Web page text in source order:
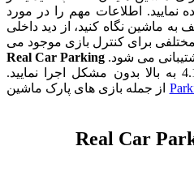
نمایید. اطلاعات مهم را در مورد
به ماشین نگاه کنید، از دید داخلی
برای کنترل بازی موجود می
می شود. Real Car Parking
را می توانید بر روی اندروید 4.1 به بالا بدون مشکل اجرا نمایید.
از جمله بازی های پارک ماشین